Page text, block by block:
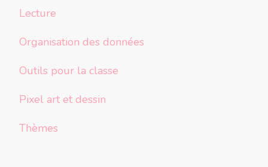
Lecture
Organisation des données
Outils pour la classe
Pixel art et dessin
Thèmes